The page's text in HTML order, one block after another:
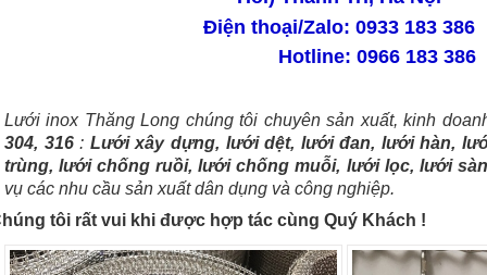
Điện thoại/Zalo: 0933 183 386
Hotline: 0966 183 386
Lưới inox Thăng Long chúng tôi chuyên sản xuất, kinh
304, 316: Lưới xây dựng, lưới dệt, lưới đan, lưới hàn,
trùng, lưới chống ruồi, lưới chống muỗi, lưới lọc, lưới
vụ các nhu cầu sản xuất dân dụng và công nghiệp.
tôi rất vui khi được hợp tác cùng Quý Khách !